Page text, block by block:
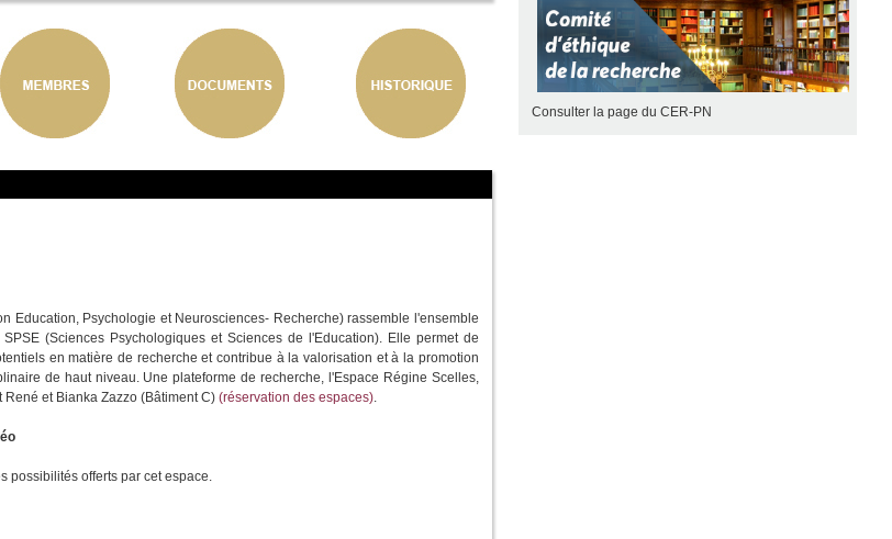
Education, Psychologie et Neurosciences- Recherche) rassemble l'ensemble
(Sciences Psychologiques et Sciences de l'Education). Elle permet de
en matière de recherche et contribue à la valorisation et à la promotion
de haut niveau. Une plateforme de recherche, l'Espace Régine Scelles,
et Bianka Zazzo (Bâtiment C)(réservation des espaces).
possibilités offerts par cet espace.
Consulter la page du CER-PN